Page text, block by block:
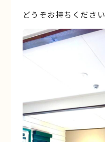
どうぞお持ちください